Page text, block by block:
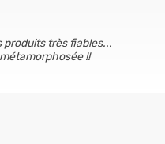
produits très fiables...
!!